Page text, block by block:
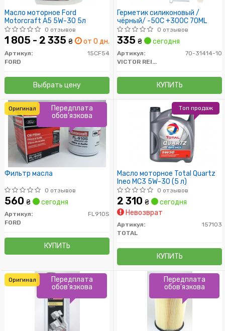
Масло моторное Ford
Motorcraft A5 5W-30 5л
0 отзывов
1 805 - 2 335 ₴ от 0 дн.
Артикул:
15CF54
FORD
Выбрать цену
Герметик силиконовый /
чёрный/ -50C +300C 70ML
0 отзывов
335 ₴ сегодня
Артикул:
70-31414-10
VICTOR REINZ
КУПИТЬ
Фильтр масла
0 отзывов
560 ₴ сегодня
Артикул:
FL910S
FORD
КУПИТЬ
Передплата
обов'язкова
Оригинал
Масло моторное Total Quartz
Ineo MC3 5W-30 (5 л)
0 отзывов
2 310 ₴
сегодня
Невозврат
Артикул:
157103
TOTAL
КУПИТЬ
Топ продаж
Передплата
обов'язкова
Оригинал
Передплата
обов'язкова